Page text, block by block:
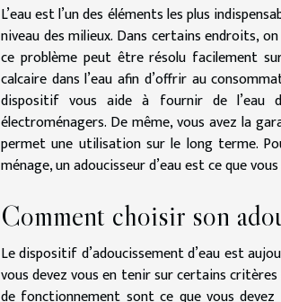
L’eau est l’un des éléments les plus
niveau des milieux. Dans certains endroits,
ce problème peut être résolu facilement
calcaire dans l’eau afin d’offrir au
dispositif vous aide à fournir de l’eau
électroménagers. De même, vous avez la
permet une utilisation sur le long terme.
ménage, un adoucisseur d’eau est ce que
Comment choisir son
Le dispositif d’adoucissement d’eau est
vous devez vous en tenir sur certains
de fonctionnement sont ce que vous